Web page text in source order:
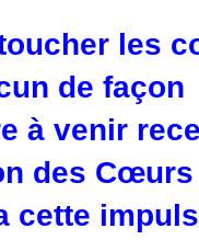
les
de façon
à venir
des Cœurs
cette